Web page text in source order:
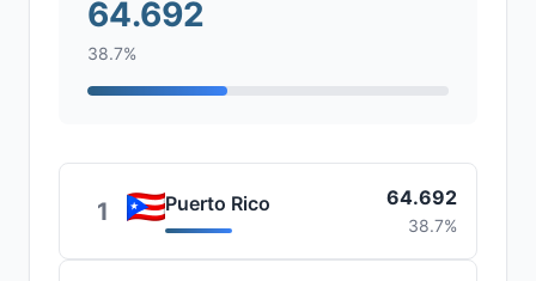
64.692
38.7%
1 Puerto Rico 64.692
38.7%